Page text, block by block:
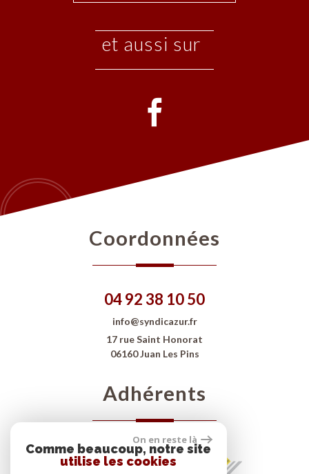
et aussi sur
Coordonnées
04 92 38 10 50
info@syndicazur.fr
17 rue Saint Honorat
06160 Juan Les Pins
Adhérents
On en reste là
Comme beaucoup, notre site
utilise les cookies